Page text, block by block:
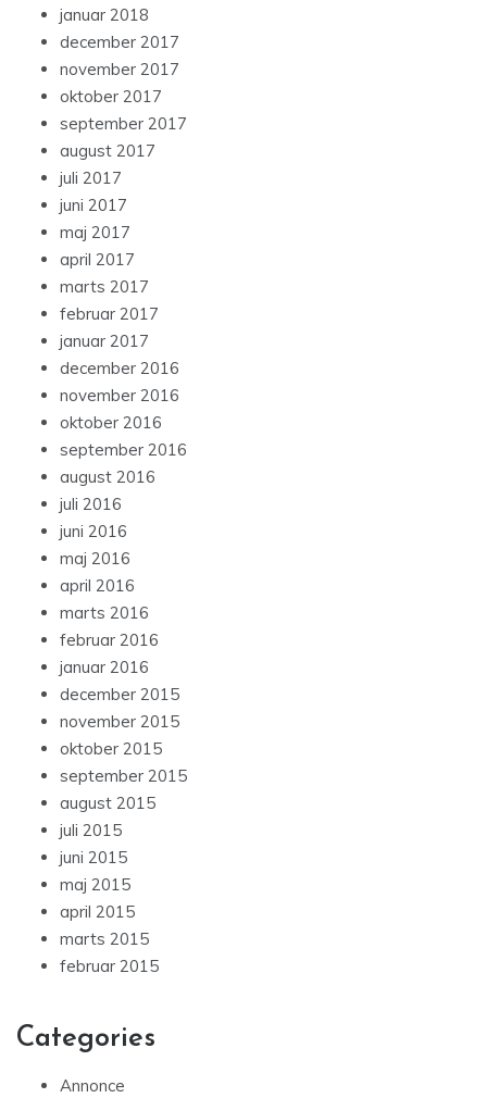
januar 2018
december 2017
november 2017
oktober 2017
september 2017
august 2017
juli 2017
juni 2017
maj 2017
april 2017
marts 2017
februar 2017
januar 2017
december 2016
november 2016
oktober 2016
september 2016
august 2016
juli 2016
juni 2016
maj 2016
april 2016
marts 2016
februar 2016
januar 2016
december 2015
november 2015
oktober 2015
september 2015
august 2015
juli 2015
juni 2015
maj 2015
april 2015
marts 2015
februar 2015
Categories
Annonce